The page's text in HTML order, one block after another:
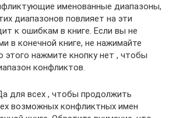
именованные диапазоны,
диапазонов повлияет на эти
к ошибкам в книге. Если вы не
в конечной книге, не нажимайте
этого нажмите кнопку нет , чтобы
конфликтов.
для всех , чтобы продолжить
возможных конфликтных имен